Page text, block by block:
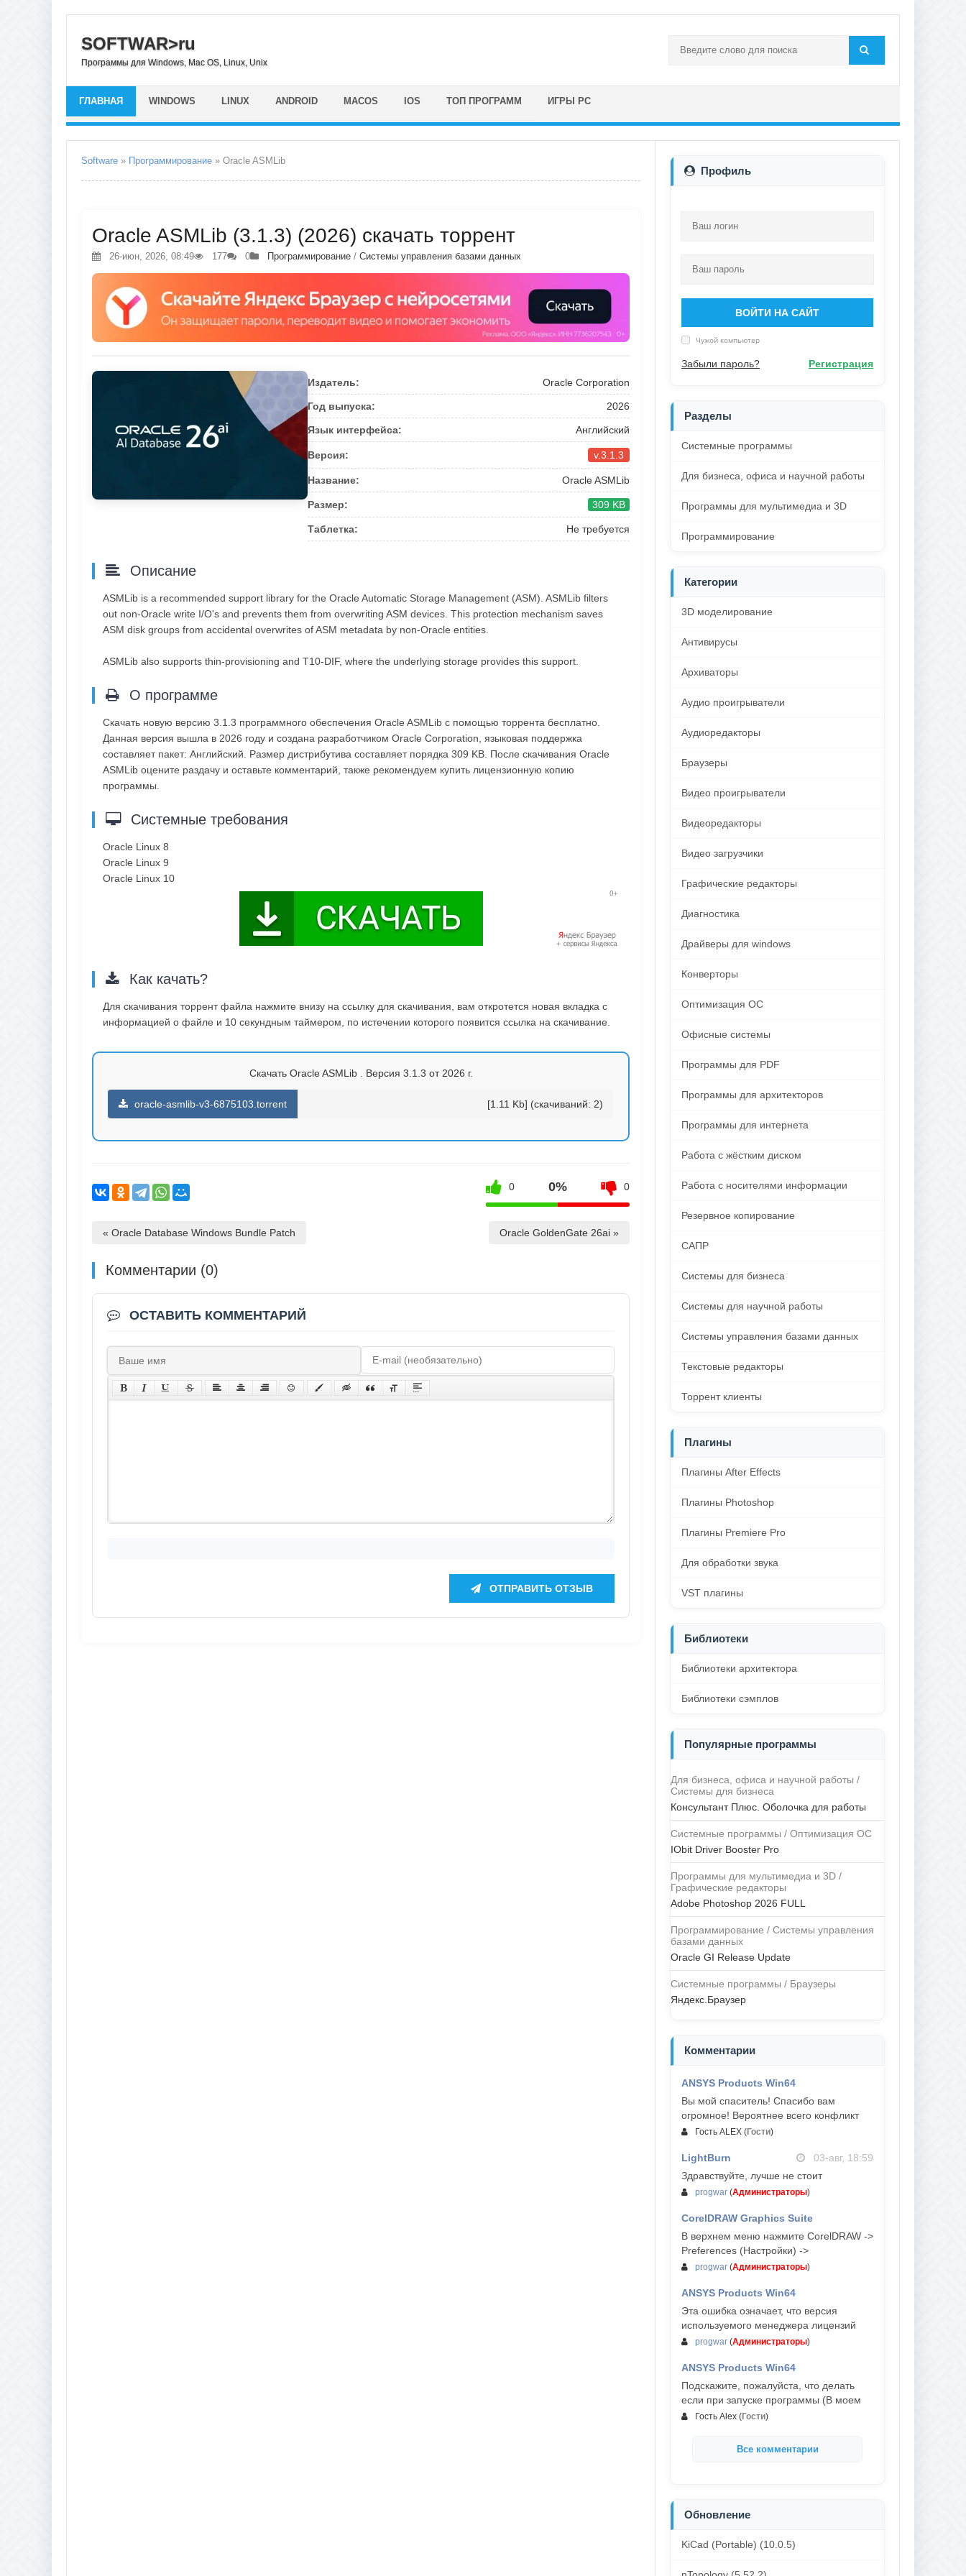
SOFTWAR>ru
Программы для Windows, Mac OS, Linux, Unix
ГЛАВНАЯ WINDOWS LINUX ANDROID MACOS IOS ТОП ПРОГРАММ ИГРЫ PC
Software » Программирование » Oracle ASMLib
Oracle ASMLib (3.1.3) (2026) скачать торрент
26-июн, 2026, 08:49 177 0 Программирование / Системы управления базами данных
Издатель: Oracle Corporation
Год выпуска: 2026
Язык интерфейса: Английский
Версия: v.3.1.3
Название: Oracle ASMLib
Размер: 309 KB
Таблетка: Не требуется
Описание
ASMLib is a recommended support library for the Oracle Automatic Storage Management (ASM). ASMLib filters
out non-Oracle write I/O's and prevents them from overwriting ASM devices. This protection mechanism saves
ASM disk groups from accidental overwrites of ASM metadata by non-Oracle entities.
ASMLib also supports thin-provisioning and T10-DIF, where the underlying storage provides this support.
О программе
Скачать новую версию 3.1.3 программного обеспечения Oracle ASMLib с помощью торрента бесплатно.
Данная версия вышла в 2026 году и создана разработчиком Oracle Corporation, языковая поддержка
составляет пакет: Английский. Размер дистрибутива составляет порядка 309 KB. После скачивания Oracle
ASMLib оцените раздачу и оставьте комментарий, также рекомендуем купить лицензионную копию
программы.
Системные требования
Oracle Linux 8
Oracle Linux 9
Oracle Linux 10
Как качать?
Для скачивания торрент файла нажмите внизу на ссылку для скачивания, вам откротется новая вкладка с
информацией о файле и 10 секундным таймером, по истечении которого появится ссылка на скачивание.
Скачать Oracle ASMLib . Версия 3.1.3 от 2026 г.
oracle-asmlib-v3-6875103.torrent [1.11 Kb] (cкачиваний: 2)
0 0% 0
« Oracle Database Windows Bundle Patch Oracle GoldenGate 26ai »
Комментарии (0)
ОСТАВИТЬ КОММЕНТАРИЙ
ОТПРАВИТЬ ОТЗЫВ
Профиль
ВОЙТИ НА САЙТ
Чужой компьютер
Забыли пароль? Регистрация
Разделы
Системные программы
Для бизнеса, офиса и научной работы
Программы для мультимедиа и 3D
Программирование
Категории
3D моделирование
Антивирусы
Архиваторы
Аудио проигрыватели
Аудиоредакторы
Браузеры
Видео проигрыватели
Видеоредакторы
Видео загрузчики
Графические редакторы
Диагностика
Драйверы для windows
Конверторы
Оптимизация ОС
Офисные системы
Программы для PDF
Программы для архитекторов
Программы для интернета
Работа с жёстким диском
Работа с носителями информации
Резервное копирование
САПР
Системы для бизнеса
Системы для научной работы
Системы управления базами данных
Текстовые редакторы
Торрент клиенты
Плагины
Плагины After Effects
Плагины Photoshop
Плагины Premiere Pro
Для обработки звука
VST плагины
Библиотеки
Библиотеки архитектора
Библиотеки сэмплов
Популярные программы
Для бизнеса, офиса и научной работы /
Системы для бизнеса
Консультант Плюс. Оболочка для работы
Системные программы / Оптимизация ОС
IObit Driver Booster Pro
Программы для мультимедиа и 3D /
Графические редакторы
Adobe Photoshop 2026 FULL
Программирование / Системы управления
базами данных
Oracle GI Release Update
Системные программы / Браузеры
Яндекс.Браузер
Комментарии
ANSYS Products Win64
Вы мой спаситель! Спасибо вам
огромное! Вероятнее всего конфликт
Гость ALEX (Гости)
LightBurn
03-авг, 18:59
Здравствуйте, лучше не стоит
progwar (Администраторы)
CorelDRAW Graphics Suite
03-авг, 18:58
В верхнем меню нажмите CorelDRAW ->
Preferences (Настройки) ->
progwar (Администраторы)
ANSYS Products Win64
Эта ошибка означает, что версия
используемого менеджера лицензий
progwar (Администраторы)
ANSYS Products Win64
Подскажите, пожалуйста, что делать
если при запуске программы (В моем
Гость Alex (Гости)
Все комментарии
Обновление
KiCad (Portable) (10.0.5)